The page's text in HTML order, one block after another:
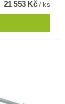
21 553 Kč/ ks